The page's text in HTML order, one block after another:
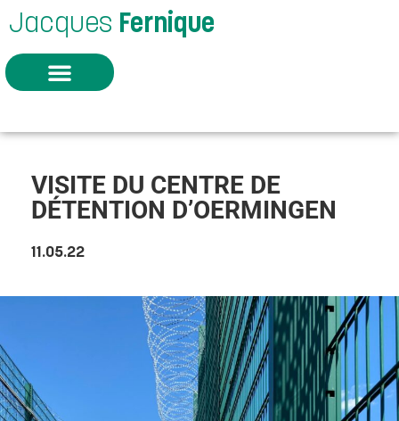
Jacques Fernique
VISITE DU CENTRE DE
DÉTENTION D’OERMINGEN
11.05.22